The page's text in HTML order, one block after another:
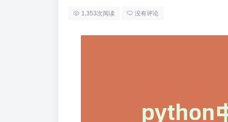
1,353次阅读 没有评论